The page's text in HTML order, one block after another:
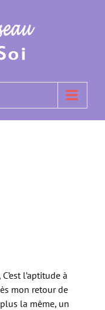
l’aptitude à
mon retour de
la même, un